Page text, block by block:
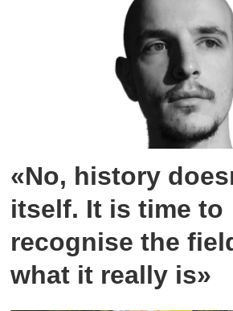
«No, history
itself. It is time to
recognise the
what it really is»